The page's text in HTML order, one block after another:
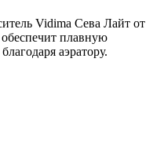
Vidima Сева Лайт от
обеспечит плавную
аэратору.